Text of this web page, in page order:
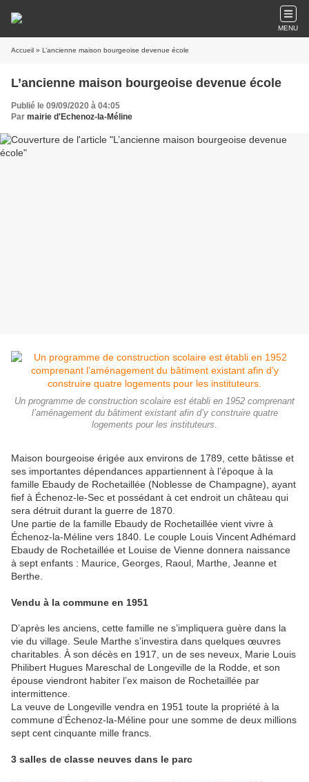
MENU
Accueil » L’ancienne maison bourgeoise devenue école
L’ancienne maison bourgeoise devenue école
Publié le 09/09/2020 à 04:05
Par mairie d'Echenoz-la-Méline
Un programme de construction scolaire est établi en 1952 comprenant
l’aménagement du bâtiment existant afin d’y construire quatre
logements pour les instituteurs.
Maison bourgeoise érigée aux environs de 1789, cette bâtisse et
ses importantes dépendances appartiennent à l’époque à la
famille Ebaudy de Rochetaillée (Noblesse de Champagne), ayant
fief à Échenoz-le-Sec et possédant à cet endroit un château qui
sera détruit durant la guerre de 1870.
Une partie de la famille Ebaudy de Rochetaillée vient vivre à
Échenoz-la-Méline vers 1840. Le couple Louis Vincent Adhémard
Ebaudy de Rochetaillée et Louise de Vienne donnera naissance
à sept enfants : Maurice, Georges, Raoul, Marthe, Jeanne et
Berthe.
Vendu à la commune en 1951
D’après les anciens, cette famille ne s’impliquera guère dans la
vie du village. Seule Marthe s’investira dans quelques œuvres
charitables. À son décès en 1917, un de ses neveux, Marie Louis
Philibert Hugues Mareschal de Longeville de la Rodde, et son
épouse viendront habiter l’ex maison de Rochetaillée par
intermittence.
La veuve de Longeville vendra en 1951 toute la propriété à la
commune d’Échenoz-la-Méline pour une somme de deux millions
sept cent cinquante mille francs.
3 salles de classe neuves dans le parc